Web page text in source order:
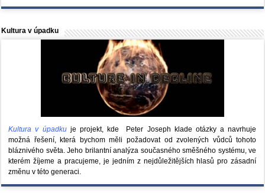
Kultura v úpadku
Kultura v úpadkuje projekt, kde Peter Joseph klade otázky a navrhuje
možná řešení, která bychom měli požadovat od zvolených vůdců tohoto
bláznivého světa. Jeho brilantní analýza současného směšného systému, ve
kterém žíjeme a pracujeme, je jedním z nejdůležitějších hlasů pro zásadní
změnu v této generaci.